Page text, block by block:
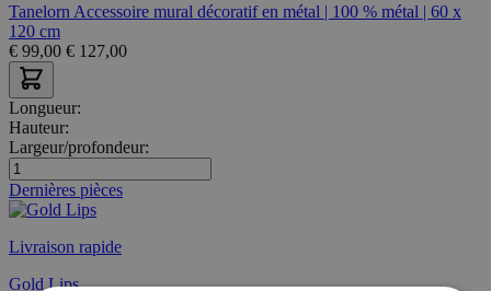
Tanelorn Accessoire mural décoratif en métal | 100 % métal | 60 x
120 cm
€ 99,00 € 127,00
Longueur:
Hauteur:
Largeur/profondeur:
Dernières pièces
Livraison rapide
Gold Lips